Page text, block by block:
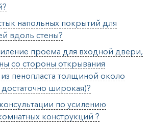
напольных покрытий для
вдоль стены?
проема для входной двери,
со стороны открывания
пенопласта толщиной около
широкая)?
по усилению
конструкций ?